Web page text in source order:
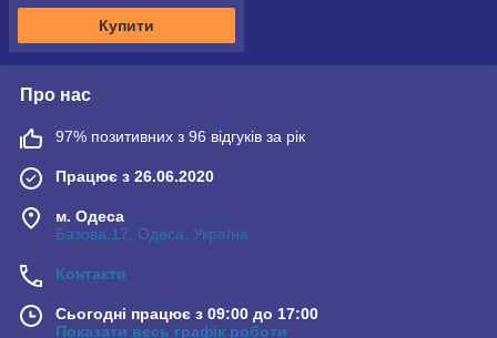
Купити
Про нас
97% позитивних з 96 відгуків за рік
Працює з 26.06.2020
м. Одеса
Базова,17, Одеса, Україна
Контакти
Сьогодні працює з 09:00 до 17:00
Показати весь графік роботи